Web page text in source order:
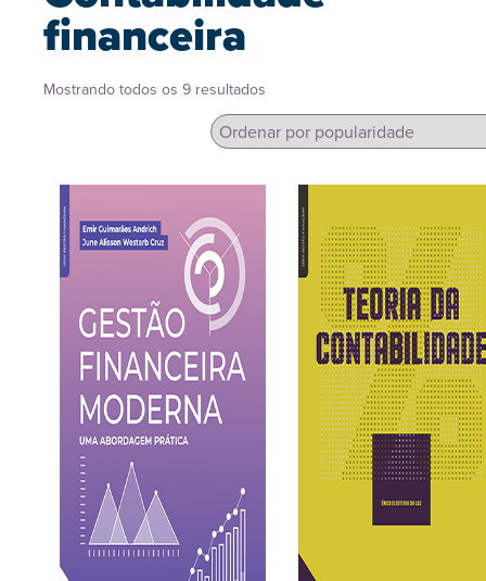
financeira
Mostrando todos os 9 resultados
popularidade